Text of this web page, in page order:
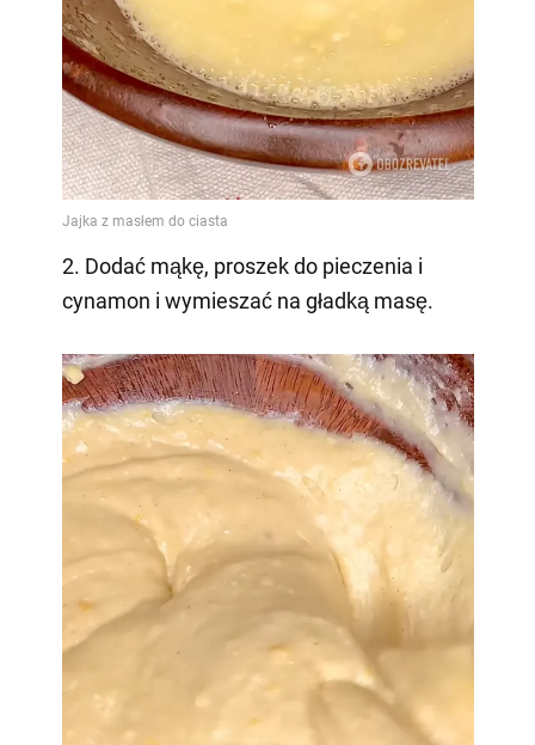
2. Dodać mąkę, proszek do pieczenia i
cynamon i wymieszać na gładką masę.